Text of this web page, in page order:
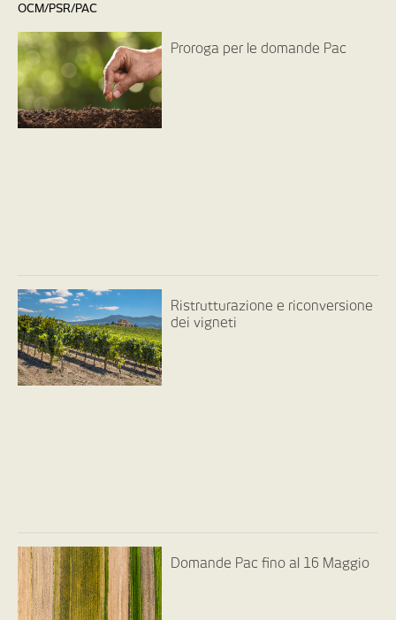
OCM/PSR/PAC
Proroga per le domande Pac
Ristrutturazione e riconversione
dei vigneti
Domande Pac fino al 16 Maggio